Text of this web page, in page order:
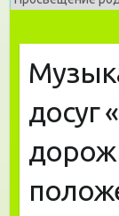
досуг